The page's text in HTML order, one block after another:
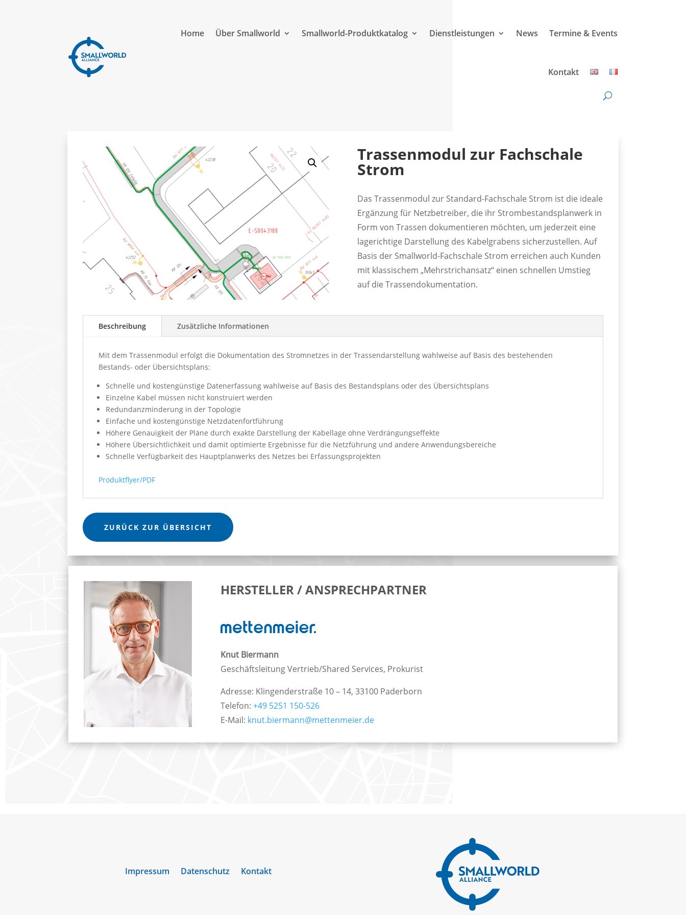
Home Über Smallworld Smallworld-Produktkatalog Dienstleistungen News Termine & Events
Kontakt
Trassenmodul zur Fachschale
Strom
Das Trassenmodul zur Standard-Fachschale Strom ist die ideale
Ergänzung für Netzbetreiber, die ihr Strombestandsplanwerk in
Form von Trassen dokumentieren möchten, um jederzeit eine
lagerichtige Darstellung des Kabelgrabens sicherzustellen. Auf
Basis der Smallworld-Fachschale Strom erreichen auch Kunden
mit klassischem „Mehrstrichansatz“ einen schnellen Umstieg
auf die Trassendokumentation.
Beschreibung Zusätzliche Informationen
Mit dem Trassenmodul erfolgt die Dokumentation des Stromnetzes in der Trassendarstellung wahlweise auf Basis des bestehenden
Bestands- oder Übersichtsplans:
Schnelle und kostengünstige Datenerfassung wahlweise auf Basis des Bestandsplans oder des Übersichtsplans
Einzelne Kabel müssen nicht konstruiert werden
Redundanzminderung in der Topologie
Einfache und kostengünstige Netzdatenfortführung
Höhere Genauigkeit der Pläne durch exakte Darstellung der Kabellage ohne Verdrängungseffekte
Höhere Übersichtlichkeit und damit optimierte Ergebnisse für die Netzführung und andere Anwendungsbereiche
Schnelle Verfügbarkeit des Hauptplanwerks des Netzes bei Erfassungsprojekten
Produktflyer/PDF
ZURÜCK ZUR ÜBERSICHT
HERSTELLER / ANSPRECHPARTNER
Knut Biermann
Geschäftsleitung Vertrieb/Shared Services, Prokurist
Adresse: Klingenderstraße 10 – 14, 33100 Paderborn
Telefon:+49 5251 150-526
E-Mail: knut.biermann@mettenmeier.de
Impressum Datenschutz Kontakt